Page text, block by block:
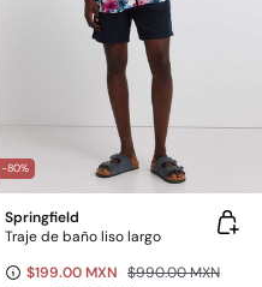
-80%
Springfield
Traje de baño liso largo
$199.00 MXN $990.00 MXN